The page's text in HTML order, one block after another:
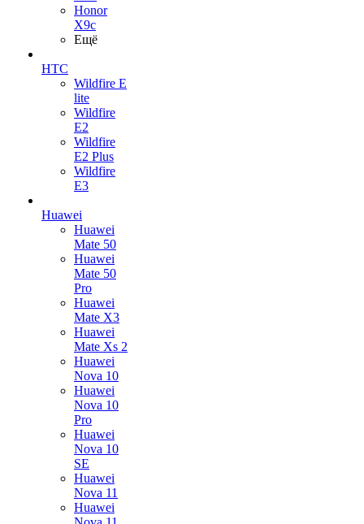
Honor
X9c
Ещё
HTC
Wildfire E
lite
Wildfire
E2
Wildfire
E2 Plus
Wildfire
E3
Huawei
Huawei
Mate 50
Huawei
Mate 50
Pro
Huawei
Mate X3
Huawei
Mate Xs 2
Huawei
Nova 10
Huawei
Nova 10
Pro
Huawei
Nova 10
SE
Huawei
Nova 11
Huawei